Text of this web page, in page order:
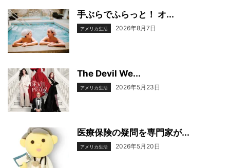
手ぶらでふらっと！ オ...
アメリカ生活 2026年8月7日
The Devil We...
アメリカ生活 2026年5月23日
医療保険の疑問を専門家が...
アメリカ生活 2026年5月20日